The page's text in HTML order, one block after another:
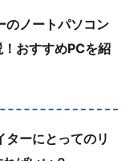
のノートパソコン
おすすめPCを紹
ターにとってのリ